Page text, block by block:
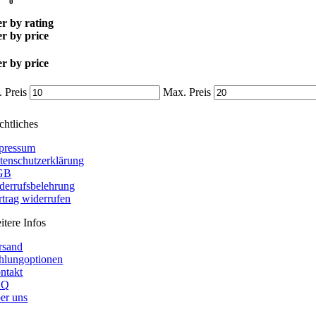
by rating
by price
by price
Preis Max. Preis
widerrufen
Infos
uns